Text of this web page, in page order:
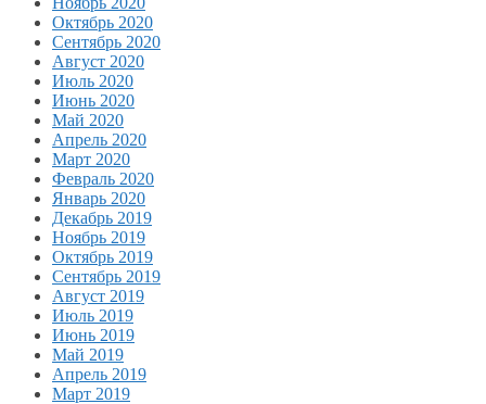
Октябрь 2020
Сентябрь 2020
Август 2020
Июль 2020
Июнь 2020
Май 2020
Апрель 2020
Март 2020
Февраль 2020
Январь 2020
Декабрь 2019
Ноябрь 2019
Октябрь 2019
Сентябрь 2019
Август 2019
Июль 2019
Июнь 2019
Май 2019
Апрель 2019
Март 2019